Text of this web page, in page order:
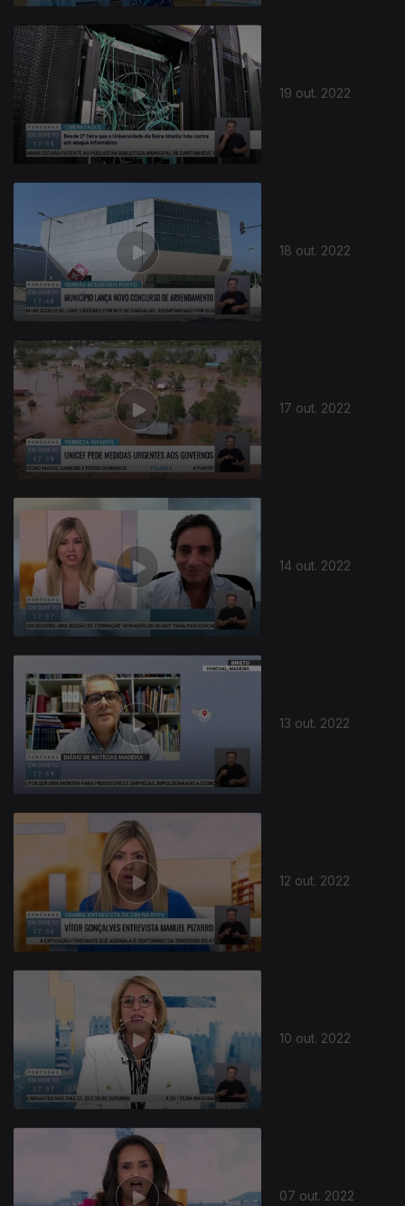
19 out. 2022
18 out. 2022
647672
17 out. 2022
14 out. 2022
13 out. 2022
12 out. 2022
10 out. 2022
07 out. 2022